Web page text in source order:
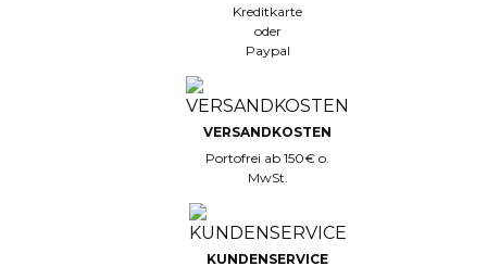
Kreditkarte
oder
Paypal
VERSANDKOSTEN
Portofrei ab 150€ o.
MwSt.
KUNDENSERVICE